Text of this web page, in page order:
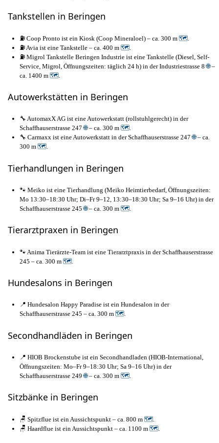
Tankstellen in Beringen
⛽ Coop Pronto ist ein Kiosk (Coop Mineraloel) – ca. 300 m 🗺
⛽ Avia ist eine Tankstelle – ca. 400 m 🗺
⛽ Migrol Tankstelle Beringen Industrie ist eine Tankstelle (Diesel, Self-
Service, Migrol, Öffnungszeiten: täglich 24 h) in der Industriestrasse 8🌐–
ca. 1400 m 🗺
Autowerkstätten in Beringen
🔧 AutomaxX AG ist eine Autowerkstatt (rollstuhlgerecht) in der
Schaffhauserstrasse 247🌐– ca. 300 m 🗺.
🔧 Carmaxx ist eine Autowerkstatt in der Schaffhauserstrasse 247🌐– ca.
300 m 🗺.
Tierhandlungen in Beringen
🐾 Meiko ist eine Tierhandlung (Meiko Heimtierbedarf, Öffnungszeiten:
Mo 13:30–18:30 Uhr; Di–Fr 9–12, 13:30–18:30 Uhr; Sa 9–16 Uhr) in der
Schaffhauserstrasse 245🌐– ca. 300 m 🗺
Tierarztpraxen in Beringen
🐾 Anima Tierärzte-Team ist eine Tierarztpraxis in der Schaffhauserstrasse
245 – ca. 300 m 🗺
Hundesalons in Beringen
📍 Hundesalon Happy Paradise ist ein Hundesalon in der
Schaffhauserstrasse 245 – ca. 300 m 🗺.
Secondhandläden in Beringen
📍 HIOB Brockenstube ist ein Secondhandladen (HIOB-International,
Öffnungszeiten: Mo–Fr 9–18:30 Uhr; Sa 9–16 Uhr) in der
Schaffhauserstrasse 249🌐– ca. 300 m 🗺
Sitzbänke in Beringen
🪑 Spitzflue ist ein Aussichtspunkt – ca. 800 m 🗺
🪑 Haardflue ist ein Aussichtspunkt – ca. 1100 m 🗺